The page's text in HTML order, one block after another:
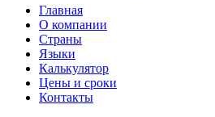
Главная
О компании
Страны
Языки
Калькулятор
Цены и сроки
Контакты